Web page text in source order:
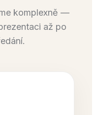
komplexně —
až po